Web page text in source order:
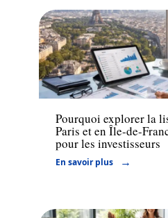
Entreprise
Pourquoi explorer la
Paris et en Île-de-
pour les investisseurs
En savoir plus